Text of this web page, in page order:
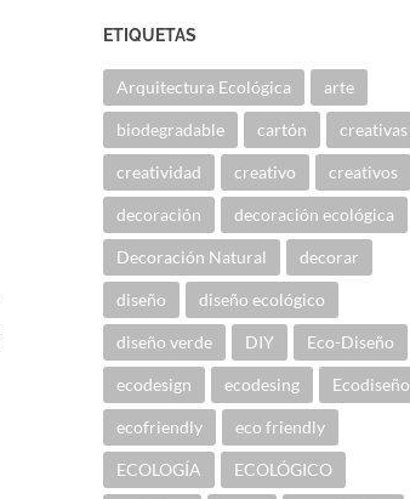
ETIQUETAS
Arquitectura Ecológica arte
biodegradable cartón creativas
creatividad creativo creativos
decoración decoración ecológica
Decoración Natural decorar
diseño diseño ecológico
diseño verde DIY Eco-Diseño
ecodesign ecodesing Ecodiseño
ecofriendly eco friendly
ECOLOGÍA ECOLÓGICO